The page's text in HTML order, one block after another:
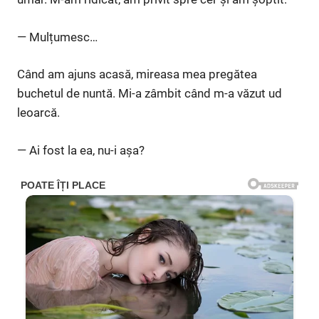
— Mulțumesc…
Când am ajuns acasă, mireasa mea pregătea
buchetul de nuntă. Mi-a zâmbit când m-a văzut ud
leoarcă.
— Ai fost la ea, nu-i așa?